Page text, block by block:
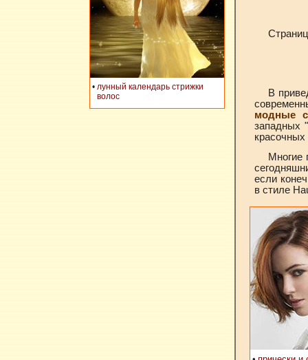
• лунный календарь стрижки
волос
В
модные
западных
Многие
если
в стиле